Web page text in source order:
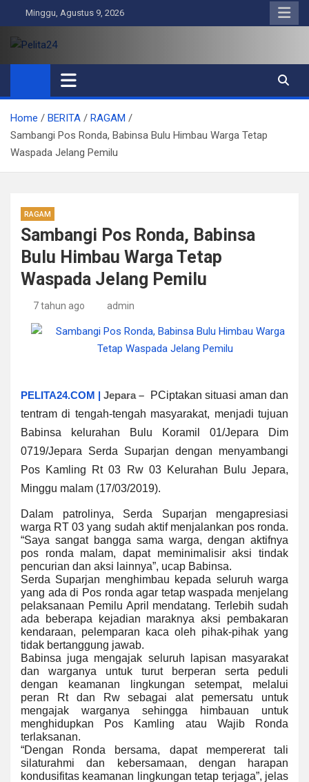
to
content
Minggu, Agustus 9, 2026
Pelita24
Aktual, Mendalam dan Terpercaya
Home BERITA
RAGAM
Sambangi Pos Ronda, Babinsa Bulu Himbau Warga Tetap
Waspada Jelang Pemilu
RAGAM
Sambangi Pos Ronda, Babinsa
Bulu Himbau Warga Tetap
Waspada Jelang Pemilu
7 tahun ago admin
PELITA24.COM | Jepara – PCiptakan situasi aman dan
tentram di tengah-tengah masyarakat, menjadi tujuan
Babinsa kelurahan Bulu Koramil 01/Jepara Dim
0719/Jepara Serda Suparjan dengan menyambangi
Pos Kamling Rt 03 Rw 03 Kelurahan Bulu Jepara,
Minggu malam (17/03/2019).
Dalam patrolinya, Serda Suparjan mengapresiasi
warga RT 03 yang sudah aktif menjalankan pos ronda.
“Saya sangat bangga sama warga, dengan aktifnya
pos ronda malam, dapat meminimalisir aksi tindak
pencurian dan aksi lainnya”, ucap Babinsa.
Serda Suparjan menghimbau kepada seluruh warga
yang ada di Pos ronda agar tetap waspada menjelang
pelaksanaan Pemilu April mendatang. Terlebih sudah
ada beberapa kejadian maraknya aksi pembakaran
kendaraan, pelemparan kaca oleh pihak-pihak yang
tidak bertanggung jawab.
Babinsa juga mengajak seluruh lapisan masyarakat
dan warganya untuk turut berperan serta peduli
dengan keamanan lingkungan setempat, melalui
peran Rt dan Rw sebagai alat pemersatu untuk
mengajak warganya sehingga himbauan untuk
menghidupkan Pos Kamling atau Wajib Ronda
terlaksanan.
“Dengan Ronda bersama, dapat mempererat tali
silaturahmi dan kebersamaan, dengan harapan
kondusifitas keamanan lingkungan tetap terjaga”, jelas